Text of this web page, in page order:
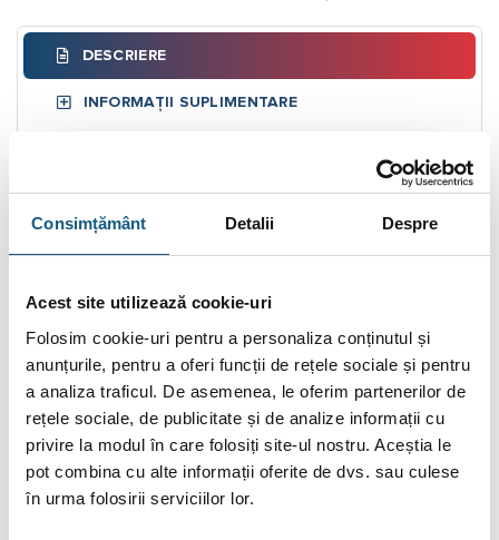
Consimțământ Detalii Despre
Acest site utilizează cookie-uri
Folosim cookie-uri pentru a personaliza conținutul și
anunțurile, pentru a oferi funcții de rețele sociale și pentru
a analiza traficul. De asemenea, le oferim partenerilor de
rețele sociale, de publicitate și de analize informații cu
privire la modul în care folosiți site-ul nostru. Aceștia le
pot combina cu alte informații oferite de dvs. sau culese
în urma folosirii serviciilor lor.
DESCRIERE
INFORMAȚII SUPLIMENTARE
RECENZII (9)
Puffer Ferroli 800 L cu izolatie fara serpentina FB 800
Rezervoarele de acumulare-Pufferesunt rezervoare
intermediare de stocare a energiei neutilizate din diferite
surse de căldură, cum ar fi cazane, pompe de căldură,
centrale termice de tip bloc, fotovoltaice, energie termică
solară sau alte surse regenerabile.
Astăzi, aceste rezervoare de apă caldă sunt integrate în